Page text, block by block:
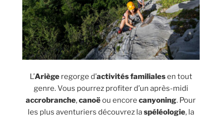
L’Ariègeregorge d’activités familialesen tout
genre. Vous pourrez profiter d’un après-midi
accrobranche,canoëou encorecanyoning. Pour
les plus aventuriers découvrez laspéléologie, la